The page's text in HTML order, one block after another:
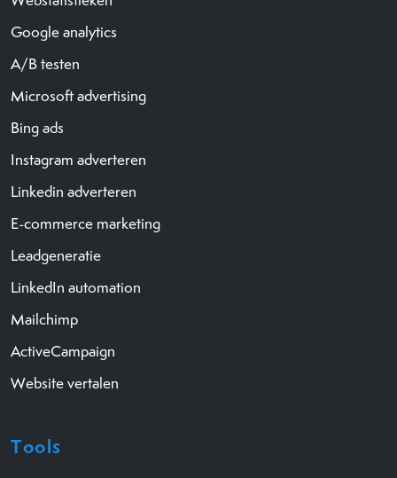
Google analytics
A/B testen
Microsoft advertising
Bing ads
Instagram adverteren
Linkedin adverteren
E-commerce marketing
Leadgeneratie
LinkedIn automation
Mailchimp
ActiveCampaign
Website vertalen
Tools